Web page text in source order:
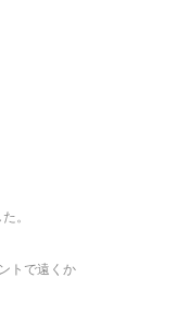
。
トで遠くか